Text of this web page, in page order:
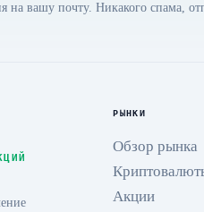
на вашу почту. Никакого спама,
РЫНКИ
Обзор рынка
Акции